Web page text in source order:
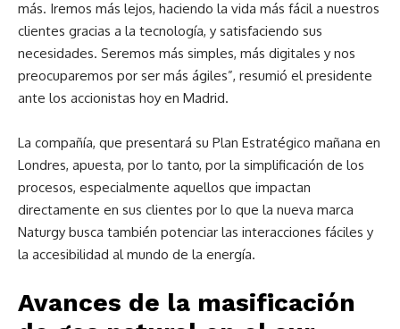
más. Iremos más lejos, haciendo la vida más fácil a nuestros
clientes gracias a la tecnología, y satisfaciendo sus
necesidades. Seremos más simples, más digitales y nos
preocuparemos por ser más ágiles”, resumió el presidente
ante los accionistas hoy en Madrid.
La compañía, que presentará su Plan Estratégico mañana en
Londres, apuesta, por lo tanto, por la simplificación de los
procesos, especialmente aquellos que impactan
directamente en sus clientes por lo que la nueva marca
Naturgy busca también potenciar las interacciones fáciles y
la accesibilidad al mundo de la energía.
Avances de la masificación